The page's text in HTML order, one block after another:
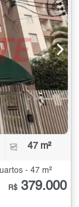
47 m²
- 47 m²
R$ 379.000